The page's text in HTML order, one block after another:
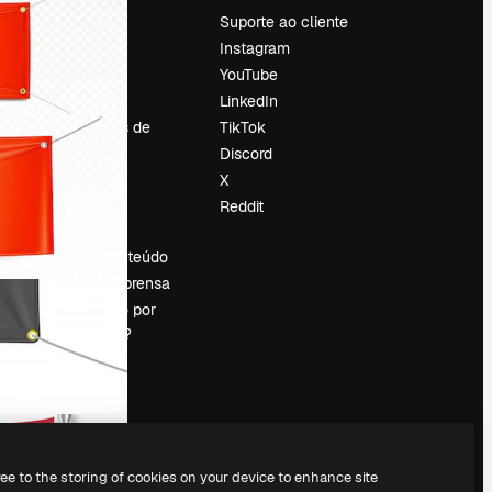
Emprego
Tendências de
pesquisa
Blog
Slidesgo
Vender conteúdo
Sala de imprensa
Procurando por
magnific.ai?
Suporte ao cliente
Instagram
YouTube
LinkedIn
TikTok
Discord
X
Reddit
to the storing of cookies on your device to enhance site